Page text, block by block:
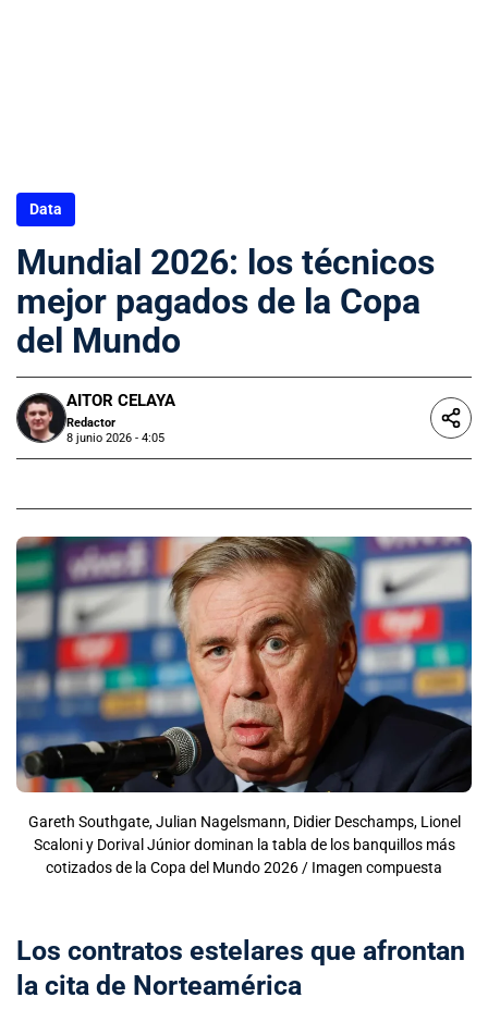
Data
Mundial 2026: los técnicos
mejor pagados de la Copa
del Mundo
AITOR CELAYA
Redactor
8 junio 2026 - 4:05
Gareth Southgate, Julian Nagelsmann, Didier Deschamps, Lionel
Scaloni y Dorival Júnior dominan la tabla de los banquillos más
cotizados de la Copa del Mundo 2026 / Imagen compuesta
Los contratos estelares que afrontan
la cita de Norteamérica